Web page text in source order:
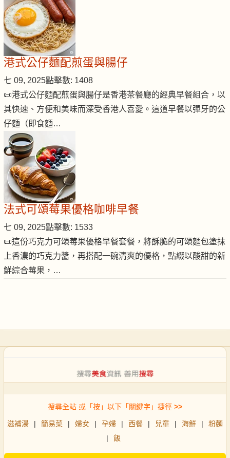
港式公仔麵配煎蛋與腸仔
七 09, 2025點擊數: 1408
📜港式公仔麵配煎蛋與腸仔是香港茶餐廳的經典早餐組合，以
其快速、方便和美味而深受香港人喜愛。這道早餐以彈牙的公
仔麵（即食麵…
法式可頌莓果優格咖啡早餐
七 09, 2025點擊數: 1533
📜這份巧克力可頌莓果優格早餐套餐，將酥脆的可頌麵包塗抹
上香濃的巧克力醬，再搭配一碗清爽的優格，點綴以酸甜的新
鮮綜合莓果，…
搜尋全站 或「按」以下「關鍵字」捷徑 >>
滋補湯 | 簡易菜 | 婦女 | 孕婦 | 西餐 | 兒童 | 海鮮 |
粉麵
|
飯